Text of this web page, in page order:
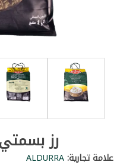
رز بسمتي
علامة تجارية:ALDURRA